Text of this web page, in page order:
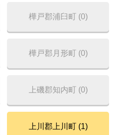
樺戸郡浦臼町 (0)
樺戸郡月形町 (0)
上磯郡知内町 (0)
上川郡上川町 (1)